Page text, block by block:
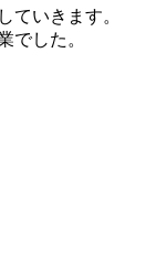
ていきます。
でした。